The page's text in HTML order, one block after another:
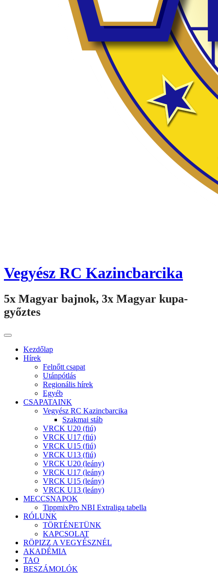
Vegyész RC Kazincbarcika
5x Magyar bajnok, 3x Magyar kupa-
győztes
Kezdőlap
Hírek
Felnőtt csapat
Utánpótlás
Regionális hírek
Egyéb
CSAPATAINK
Vegyész RC Kazincbarcika
Szakmai stáb
VRCK U20 (fiú)
VRCK U17 (fiú)
VRCK U15 (fiú)
VRCK U13 (fiú)
VRCK U20 (leány)
VRCK U17 (leány)
VRCK U15 (leány)
VRCK U13 (leány)
MECCSNAPOK
TippmixPro NBI Extraliga tabella
RÓLUNK
TÖRTÉNETÜNK
KAPCSOLAT
RÖPIZZ A VEGYÉSZNÉL
AKADÉMIA
TAO
BESZÁMOLÓK